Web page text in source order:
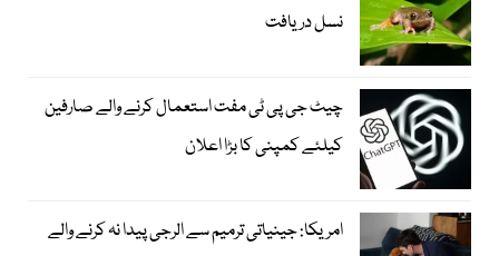
نسل دریافت
چیٹ جی پی ٹی مفت استعمال کرنے والے صارفین
کیلئے کمپنی کا بڑا اعلان
امریکا: جینیاتی ترمیم سے الرجی پیدا نہ کرنے والے